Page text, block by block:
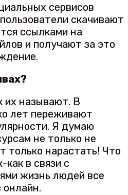
сервисов
скачивают
ссылками на
и получают за это
их называют. В
лет переживают
Я думаю
не только не
только нарастать! Что
как в связи с
жизнь людей все
онлайн.